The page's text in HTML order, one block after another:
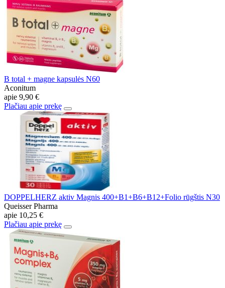
B total + magne kapsulės N60
Aconitum
apie 9,90 €
Plačiau apie prekę
DOPPELHERZ aktiv Magnis 400+B1+B6+B12+Folio rūgštis N30
Queisser Pharma
apie 10,25 €
Plačiau apie prekę